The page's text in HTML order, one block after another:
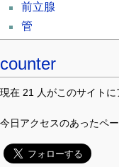
前立腺
管
counter
現在 21 人がこのサイトに
今日アクセスのあったペ